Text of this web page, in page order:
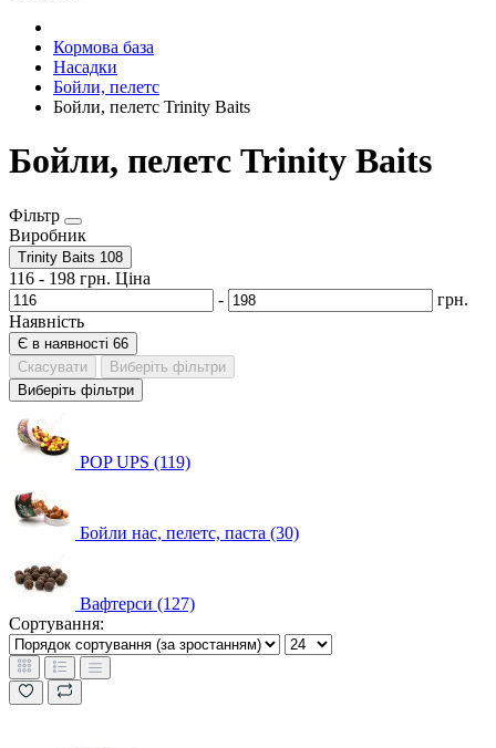
Кормова база
Насадки
Бойли, пелетс
Бойли, пелетс Trinity Baits
Бойли, пелетс Trinity Baits
Фільтр
Виробник
Trinity Baits 108
116 - 198 грн. Ціна
-
грн.
Наявність
Є в наявності 66
Скасувати
Виберіть фільтри
Виберіть фільтри
POP UPS (119)
Бойли нас, пелетс, паста (30)
Вафтерси (127)
Сортування: